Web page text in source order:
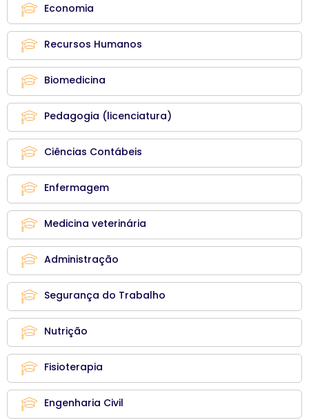
Economia
Recursos Humanos
Biomedicina
Pedagogia (licenciatura)
Ciências Contábeis
Enfermagem
Medicina veterinária
Administração
Segurança do Trabalho
Nutrição
Fisioterapia
Engenharia Civil